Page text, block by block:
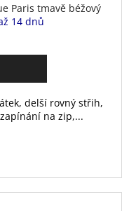
Paris tmavě béžový
14 dnů
delší rovný střih,
na zip,...